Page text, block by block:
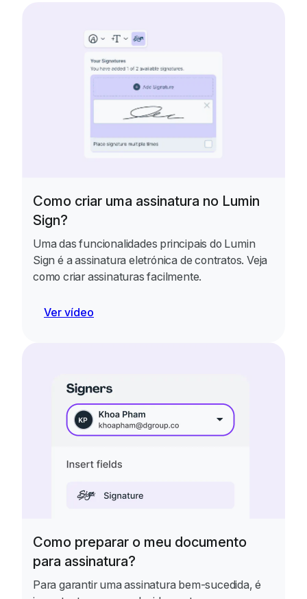
Como criar uma assinatura no Lumin
Sign?
Uma das funcionalidades principais do Lumin
Sign é a assinatura eletrónica de contratos. Veja
como criar assinaturas facilmente.
Ver vídeo
Como preparar o meu documento
para assinatura?
Para garantir uma assinatura bem-sucedida, é